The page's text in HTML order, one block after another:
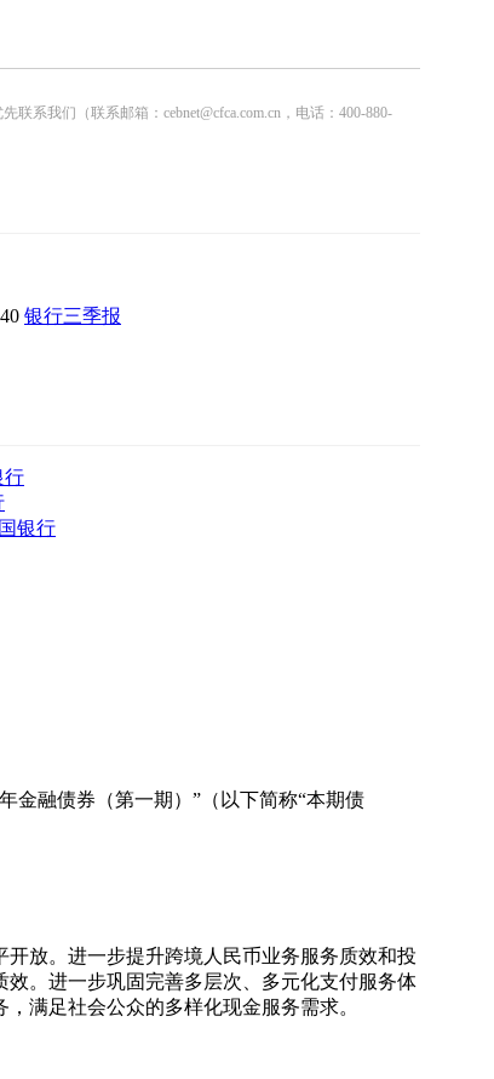
系我们（联系邮箱：cebnet@cfca.com.cn，电话：400-880-
银行三季报
行
银行
金融债券（第一期）”（以下简称“本期债
放。进一步提升跨境人民币业务服务质效和投
。进一步巩固完善多层次、多元化支付服务体
满足社会公众的多样化现金服务需求。